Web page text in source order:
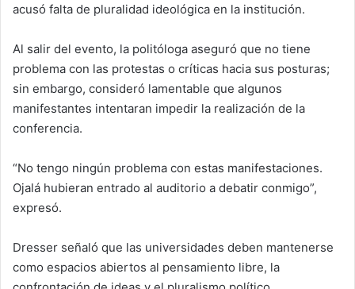
acusó falta de pluralidad ideológica en la institución.
Al salir del evento, la politóloga aseguró que no tiene
problema con las protestas o críticas hacia sus posturas;
sin embargo, consideró lamentable que algunos
manifestantes intentaran impedir la realización de la
conferencia.
“No tengo ningún problema con estas manifestaciones.
Ojalá hubieran entrado al auditorio a debatir conmigo”,
expresó.
Dresser señaló que las universidades deben mantenerse
como espacios abiertos al pensamiento libre, la